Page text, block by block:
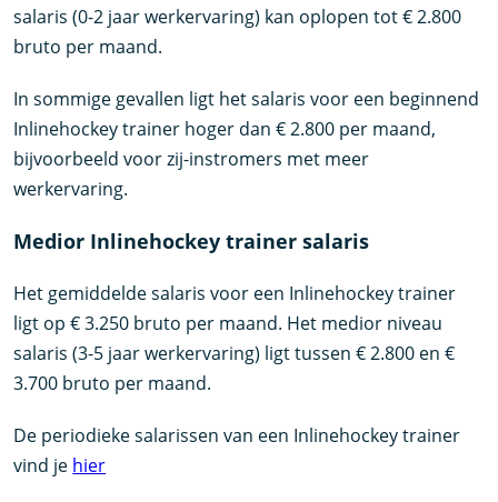
salaris (0-2 jaar werkervaring) kan oplopen tot € 2.800
bruto per maand.
In sommige gevallen ligt het salaris voor een beginnend
Inlinehockey trainer hoger dan € 2.800 per maand,
bijvoorbeeld voor zij-instromers met meer
werkervaring.
Medior Inlinehockey trainer salaris
Het gemiddelde salaris voor een Inlinehockey trainer
ligt op € 3.250 bruto per maand. Het medior niveau
salaris (3-5 jaar werkervaring) ligt tussen € 2.800 en €
3.700 bruto per maand.
De periodieke salarissen van een Inlinehockey trainer
vind je hier